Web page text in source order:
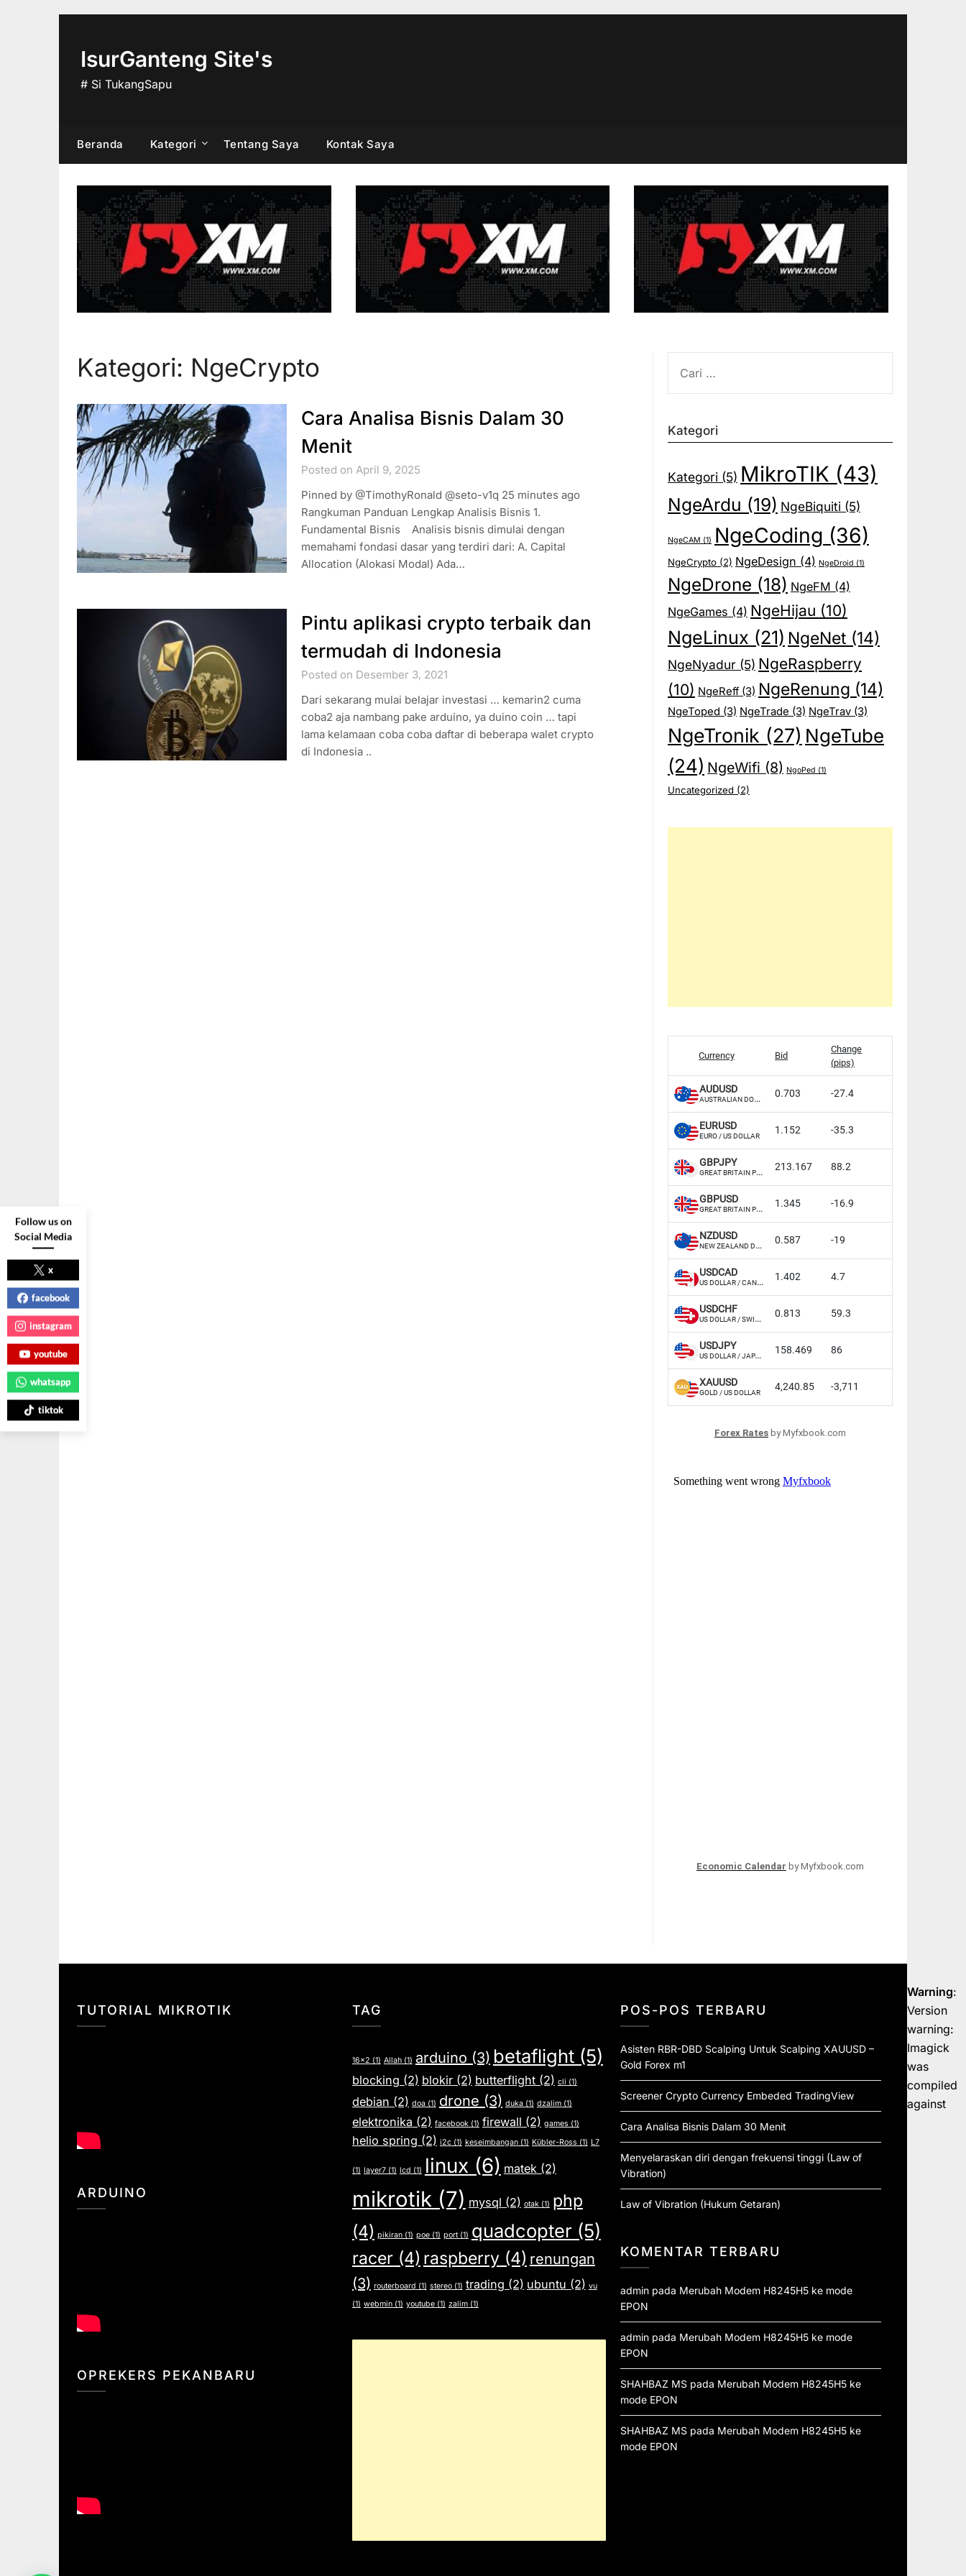
IsurGanteng Site's
# Si TukangSapu
Beranda Kategori Tentang Saya Kontak Saya
Kategori: NgeCrypto
Cara Analisa Bisnis Dalam 30
Menit
Posted on April 9, 2025
Pinned by @TimothyRonald @seto-v1q 25 minutes ago
Rangkuman Panduan Lengkap Analisis Bisnis 1.
Fundamental Bisnis Analisis bisnis dimulai dengan
memahami fondasi dasar yang terdiri dari: A. Capital
Allocation (Alokasi Modal) Ada…
Pintu aplikasi crypto terbaik dan
termudah di Indonesia
Posted on Desember 3, 2021
Dari sekarang mulai belajar investasi … kemarin2 cuma
coba2 aja nambang pake arduino, ya duino coin … tapi
lama kelamaan coba coba daftar di beberapa walet crypto
di Indonesia ..
UNTUK:
Kategori
Kategori (5) MikroTIK (43)
NgeArdu (19) NgeBiquiti (5)
NgeCAM (1) NgeCoding (36)
NgeCrypto(2) NgeDesign (4) NgeDroid (1)
NgeDrone (18) NgeFM (4)
NgeGames (4) NgeHijau (10)
NgeLinux (21) NgeNet (14)
NgeNyadur(5) NgeRaspberry
(10) NgeReff(3) NgeRenung (14)
NgeToped (3) NgeTrade (3) NgeTrav(3)
NgeTronik (27) NgeTube
(24) NgeWifi (8) NgoPed (1)
Uncategorized (2)
Forex Ratesby Myfxbook.com
Economic Calendar by Myfxbook.com
TUTORIAL MIKROTIK
ARDUINO
OPREKERS PEKANBARU
TAG
16x2 (1) Allah(1) arduino (3) betaflight(5)
blocking (2) blokir(2) butterflight(2) cli (1)
debian (2) doa(1) drone (3) duka(1) dzalim(1)
elektronika (2) facebook(1) firewall (2) games (1)
helio spring (2) i2c(1) keseimbangan(1) Kübler-Ross (1) L7
(1) layer7(1) lcd (1) linux (6) matek (2)
mikrotik (7) mysql (2) otak(1) php
(4) pikiran(1) poe(1) port(1) quadcopter (5)
racer(4) raspberry(4) renungan
(3) routerboard (1) stereo(1) trading (2) ubuntu (2) vu
(1) webmin(1) youtube(1) zalim(1)
POS-POS TERBARU
Asisten RBR-DBD Scalping Untuk Scalping XAUUSD –
Gold Forex m1
Screener Crypto Currency Embeded TradingView
Cara Analisa Bisnis Dalam 30 Menit
Menyelaraskan diri dengan frekuensi tinggi (Law of
Vibration)
Law of Vibration (Hukum Getaran)
KOMENTAR TERBARU
adminpada Merubah Modem H8245H5 ke mode
EPON
adminpada Merubah Modem H8245H5 ke mode
EPON
SHAHBAZ MSpada Merubah Modem H8245H5 ke
mode EPON
SHAHBAZ MSpada Merubah Modem H8245H5 ke
mode EPON
Follow us on
Social Media
x
facebook
instagram
youtube
whatsapp
tiktok
Warning:
Version
warning:
Imagick
was
compiled
against